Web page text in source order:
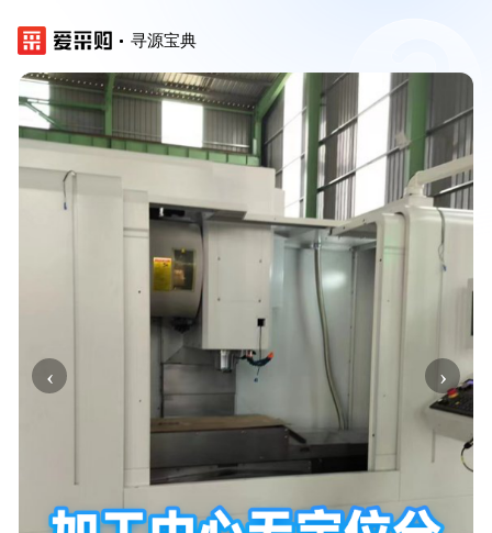
寻源宝典
‹ ›